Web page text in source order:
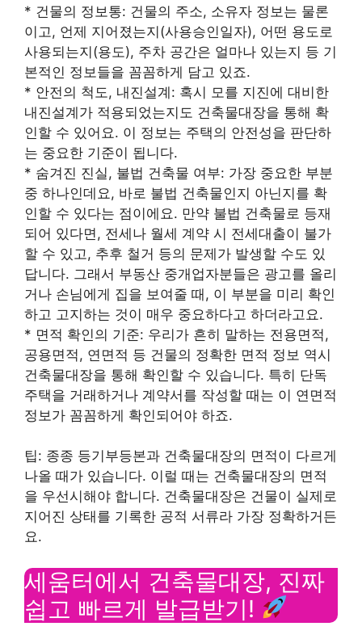
* 건물의 정보통: 건물의 주소, 소유자 정보는 물론
이고, 언제 지어졌는지(사용승인일자), 어떤 용도로
사용되는지(용도), 주차 공간은 얼마나 있는지 등 기
본적인 정보들을 꼼꼼하게 담고 있죠.
* 안전의 척도, 내진설계: 혹시 모를 지진에 대비한
내진설계가 적용되었는지도 건축물대장을 통해 확
인할 수 있어요. 이 정보는 주택의 안전성을 판단하
는 중요한 기준이 됩니다.
* 숨겨진 진실, 불법 건축물 여부: 가장 중요한 부분
중 하나인데요, 바로 불법 건축물인지 아닌지를 확
인할 수 있다는 점이에요. 만약 불법 건축물로 등재
되어 있다면, 전세나 월세 계약 시 전세대출이 불가
할 수 있고, 추후 철거 등의 문제가 발생할 수도 있
답니다. 그래서 부동산 중개업자분들은 광고를 올리
거나 손님에게 집을 보여줄 때, 이 부분을 미리 확인
하고 고지하는 것이 매우 중요하다고 하더라고요.
* 면적 확인의 기준: 우리가 흔히 말하는 전용면적,
공용면적, 연면적 등 건물의 정확한 면적 정보 역시
건축물대장을 통해 확인할 수 있습니다. 특히 단독
주택을 거래하거나 계약서를 작성할 때는 이 연면적
정보가 꼼꼼하게 확인되어야 하죠.
팁: 종종 등기부등본과 건축물대장의 면적이 다르게
나올 때가 있습니다. 이럴 때는 건축물대장의 면적
을 우선시해야 합니다. 건축물대장은 건물이 실제로
지어진 상태를 기록한 공적 서류라 가장 정확하거든
요.
세움터에서 건축물대장, 진짜
쉽고 빠르게 발급받기!